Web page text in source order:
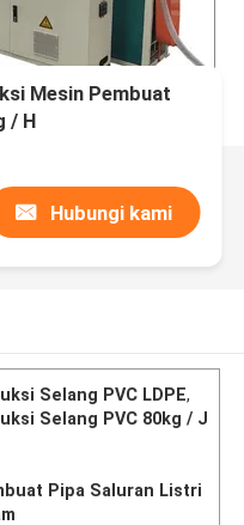
Mesin Pembuat
/ H
Hubungi kami
Selang PVC LDPE,
Selang PVC 80kg / J
Pipa Saluran Listri